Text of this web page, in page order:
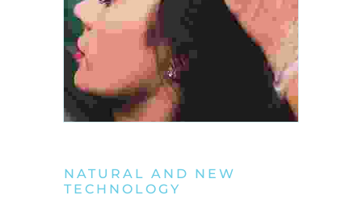
NATURAL AND NEW
TECHNOLOGY